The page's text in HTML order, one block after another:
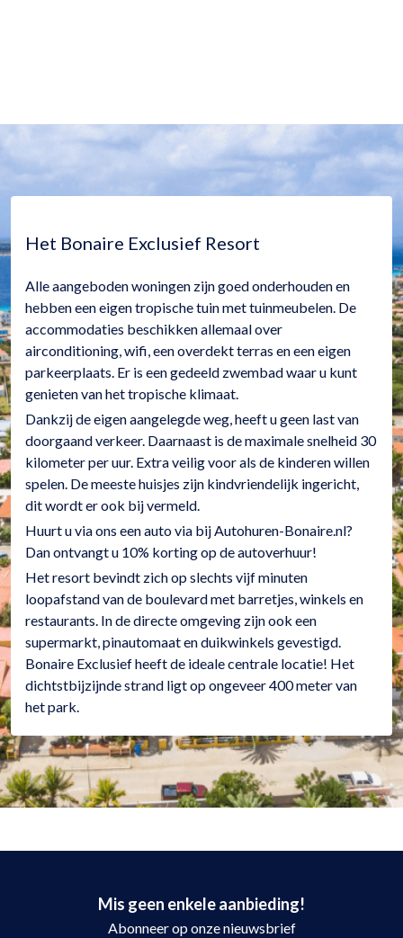
Het Bonaire Exclusief Resort
Alle aangeboden woningen zijn goed onderhouden en
hebben een eigen tropische tuin met tuinmeubelen. De
accommodaties beschikken allemaal over
airconditioning, wifi, een overdekt terras en een eigen
parkeerplaats. Er is een gedeeld zwembad waar u kunt
genieten van het tropische klimaat.
Dankzij de eigen aangelegde weg, heeft u geen last van
doorgaand verkeer. Daarnaast is de maximale snelheid 30
kilometer per uur. Extra veilig voor als de kinderen willen
spelen. De meeste huisjes zijn kindvriendelijk ingericht,
dit wordt er ook bij vermeld.
Huurt u via ons een auto via bij Autohuren-Bonaire.nl?
Dan ontvangt u 10% korting op de autoverhuur!
Het resort bevindt zich op slechts vijf minuten
loopafstand van de boulevard met barretjes, winkels en
restaurants. In de directe omgeving zijn ook een
supermarkt, pinautomaat en duikwinkels gevestigd.
Bonaire Exclusief heeft de ideale centrale locatie! Het
dichtstbijzijnde strand ligt op ongeveer 400 meter van
het park.
Mis geen enkele aanbieding!
Abonneer op onze nieuwsbrief